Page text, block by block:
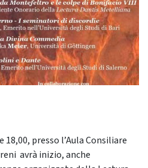
presso l’Aula Consiliare
avrà inizio, anche